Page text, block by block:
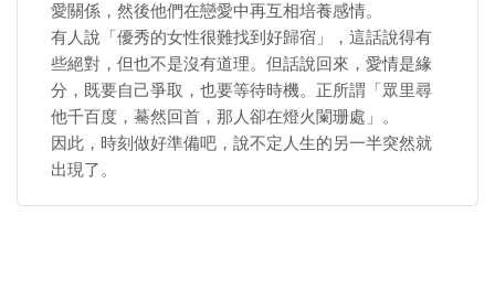
愛關係，然後他們在戀愛中再互相培養感情。
有人說「優秀的女性很難找到好歸宿」，這話說得有
些絕對，但也不是沒有道理。但話說回來，愛情是緣
分，既要自己爭取，也要等待時機。正所謂「眾里尋
他千百度，驀然回首，那人卻在燈火闌珊處」。
因此，時刻做好準備吧，說不定人生的另一半突然就
出現了。